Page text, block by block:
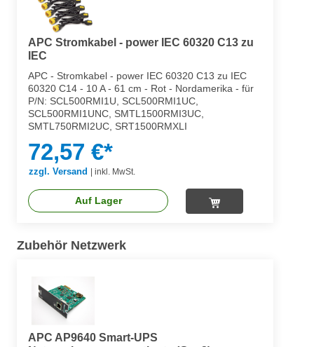
APC Stromkabel - power IEC 60320 C13 zu
IEC
APC - Stromkabel - power IEC 60320 C13 zu IEC
60320 C14 - 10 A - 61 cm - Rot - Nordamerika - für
P/N: SCL500RMI1U, SCL500RMI1UC,
SCL500RMI1UNC, SMTL1500RMI3UC,
SMTL750RMI2UC, SRT1500RMXLI
72,57 €*
zzgl. Versand | inkl. MwSt.
Auf Lager
Zubehör Netzwerk
APC AP9640 Smart-UPS